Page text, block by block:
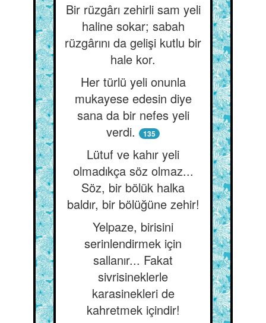
Bir rüzgârı zehirli sam yeli
haline sokar; sabah
rüzgârını da gelişi kutlu bir
hale kor.
Her türlü yeli onunla
mukayese edesin diye
sana da bir nefes yeli
verdi.
135
Lütuf ve kahır yeli
olmadıkça söz olmaz...
Söz, bir bölük halka
baldır, bir bölüğüne zehir!
Yelpaze, birisini
serinlendirmek için
sallanır... Fakat
sivrisineklerle
karasinekleri de
kahretmek içindir!